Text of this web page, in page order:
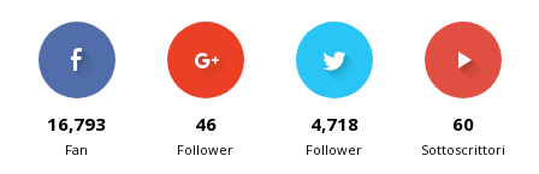
16,793
Fan
46
Follower
4,718
Follower
60
Sottoscrittori